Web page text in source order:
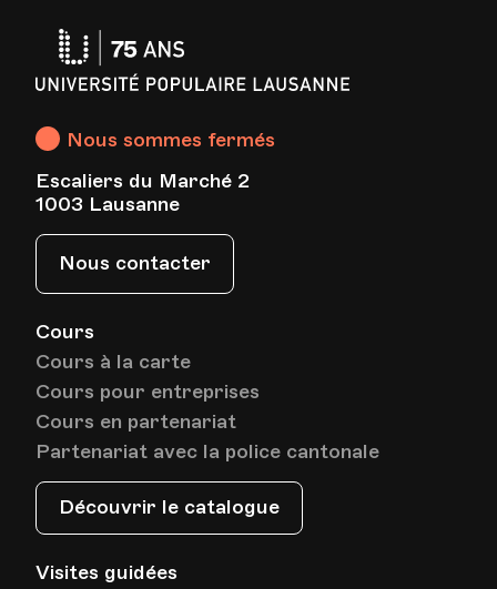
Cours
Cours à la carte
Cours pour entreprises
Cours en partenariat
Partenariat avec la police cantonale
Découvrir le catalogue
Visites guidées
Nous sommes fermés
Escaliers du Marché 2
1003 Lausanne
Nous contacter